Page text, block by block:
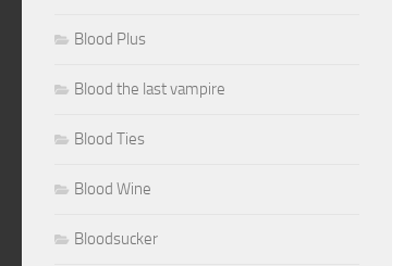
Blood Plus
Blood the last vampire
Blood Ties
Blood Wine
Bloodsucker